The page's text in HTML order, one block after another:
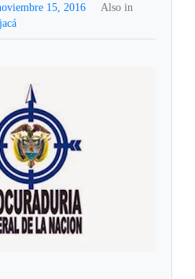
15, 2016
Also in